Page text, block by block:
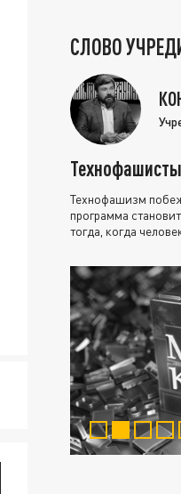
СЛОВО
Технофашизм
программа
тогда, когда